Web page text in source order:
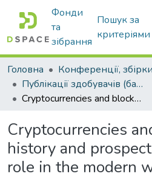
Фонди
та
зібрання
Пошук за
критеріями
Головна
Публікації здобувачів (бакалаврів. магістрів, аспірантів)
Cryptocurrencies and blockchain: history and prospects of the market, role in the modern world
Cryptocurrencies
history and
role in the modern